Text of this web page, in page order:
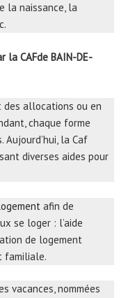
la naissance, la
la CAFde BAIN-DE-
allocations ou en
chaque forme
Aujourd’hui, la Caf
diverses aides pour
afin de
se loger : l’aide
de logement
familiale.
vacances, nommées